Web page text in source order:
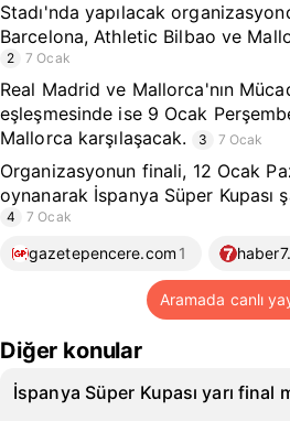
Stadı'nda yapılacak
Barcelona, Athletic Bilbao ve
2 7 Ocak
Real Madrid ve Mallorca'nın
eşleşmesinde ise 9 Ocak
Mallorca karşılaşacak.
3 7 Ocak
Organizasyonun finali, 12 Ocak
oynanarak İspanya Süper Kupası
4 7 Ocak
gazetepencere.com 1
Aramada canlı
Diğer konular
İspanya Süper Kupası yarı final